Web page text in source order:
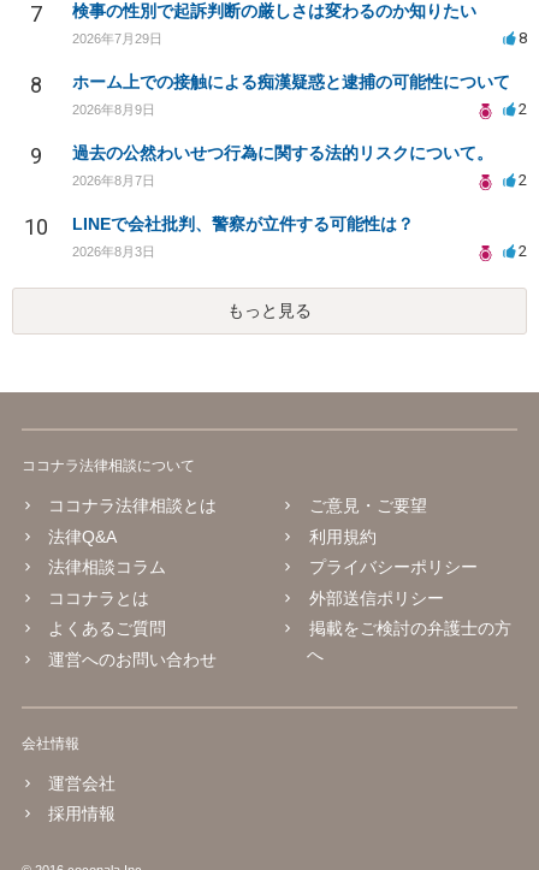
7 検事の性別で起訴判断の厳しさは変わるのか知りたい
2026年7月29日 8
8 ホーム上での接触による痴漢疑惑と逮捕の可能性について
2026年8月9日 2
9 過去の公然わいせつ行為に関する法的リスクについて。
2026年8月7日 2
10 LINEで会社批判、警察が立件する可能性は？
2026年8月3日 2
もっと見る
ココナラ法律相談について
ココナラ法律相談とは
法律Q&A
法律相談コラム
ココナラとは
よくあるご質問
運営へのお問い合わせ
ご意見・ご要望
利用規約
プライバシーポリシー
外部送信ポリシー
掲載をご検討の弁護士の方
へ
会社情報
運営会社
採用情報